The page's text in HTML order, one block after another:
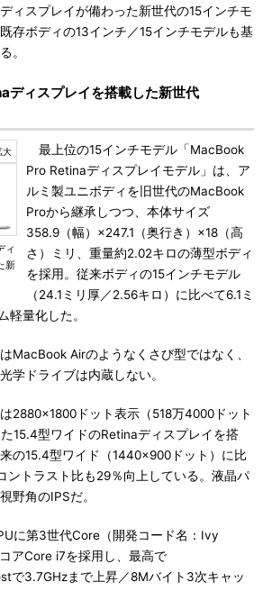
ィスプレイが備わった新世代の15インチモ
存ボディの13インチ／15インチモデルも基
。
ディスプレイを搭載した新世代
ィ
新
最上位の15インチモデル「MacBook
Pro Retinaディスプレイモデル」は、ア
ルミ製ユニボディを旧世代のMacBook
Proから継承しつつ、本体サイズ
358.9（幅）×247.1（奥行き）×18（高
さ）ミリ、重量約2.02キロの薄型ボディ
を採用。従来ボディの15インチモデル
（24.1ミリ厚／2.56キロ）に比べて6.1ミ
軽量化した。
MacBook Airのようなくさび型ではなく、
学ドライブは内蔵しない。
2880×1800ドット表示（518万4000ドット
15.4型ワイドのRetinaディスプレイを搭
の15.4型ワイド（1440×900ドット）に比
ントラスト比も29％向上している。液晶パ
野角のIPSだ。
に第3世代Core（開発コード名：Ivy
アCore i7を採用し、最高で
で3.7GHzまで上昇／8Mバイト3次キャッ